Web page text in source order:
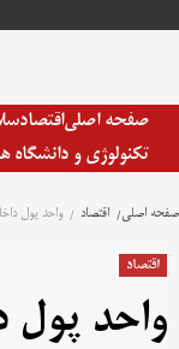
صفحه اصلیاقتصاد
تکنولوژی و دانشگاه
صفحه اصلی اقتصاد واحد پول
اقتصاد
واحد پول